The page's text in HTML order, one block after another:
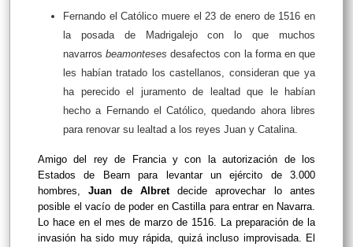
Fernando el Católico muere el 23 de enero de 1516 en
la posada de Madrigalejo con lo que muchos
navarrosbeamontesesdesafectos con la forma en que
les habían tratado los castellanos, consideran que ya
ha perecido el juramento de lealtad que le habían
hecho a Fernando el Católico, quedando ahora libres
para renovar su lealtad a los reyes Juan y Catalina.
Amigo del rey de Francia y con la autorización de los
Estados de Bearn para levantar un ejército de 3.000
hombres,Juan de Albretdecide aprovechar lo antes
posible el vacío de poder en Castilla para entrar en Navarra.
Lo hace en el mes de marzo de 1516. La preparación de la
invasión ha sido muy rápida, quizá incluso improvisada. El